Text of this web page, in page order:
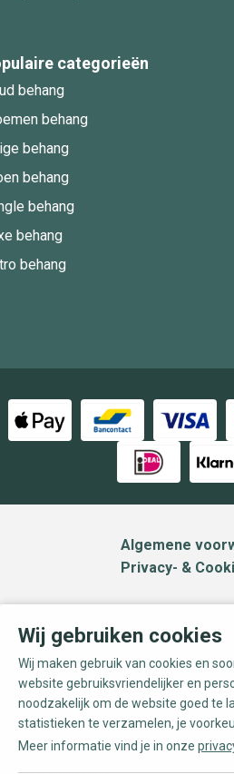
categorieën
behang
behang
behang
behang
behang
behang
behang
Algemene
Privacy- &
Wij gebruiken cookies
Wij maken gebruik van cookies en
website gebruiksvriendelijker en
noodzakelijk om de website goed te
statistieken te verzamelen, je
Meer informatie vind je in onze